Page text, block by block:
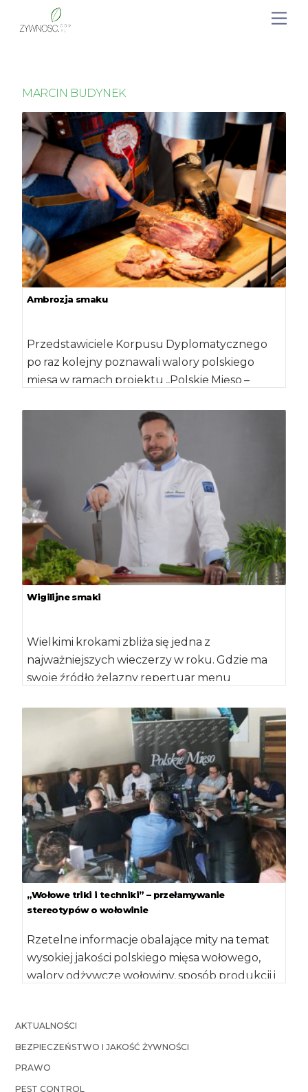
MARCIN BUDYNEK
Ambrozja smaku
Przedstawiciele Korpusu Dyplomatycznego
po raz kolejny poznawali walory polskiego
mięsa w ramach projektu ,,Polskie Mięso –
Wigilijne smaki
Wielkimi krokami zbliża się jedna z
najważniejszych wieczerzy w roku. Gdzie ma
swoje źródło żelazny repertuar menu
„Wołowe triki i techniki” – przełamywanie
stereotypów o wołowinie
Rzetelne informacje obalające mity na temat
wysokiej jakości polskiego mięsa wołowego,
walory odżywcze wołowiny, sposób produkcji i
AKTUALNOŚCI
BEZPIECZEŃSTWO I JAKOŚĆ ŻYWNOŚCI
PRAWO
PEST CONTROL